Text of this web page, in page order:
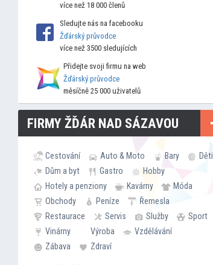
více než 18 000 členů
Sledujte nás na facebooku
Žďárský průvodce
více než 3500 sledujících
Přidejte svoji firmu na web
Žďárský průvodce
měsíčně 25 000 uživatelů
FIRMY ŽĎÁR NAD SÁZAVOU
Cestování Auto & Moto Bary
Děti
Dům a byt
Gastro
Hobby
Hotely a penziony
Kavárny
Móda
Obchody
Peníze
Řemesla
Restaurace
Servis Služby
Sport
Vinárny
Výroba
Vzdělávání
Zábava
Zdraví